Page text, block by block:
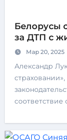
Белорусы
за ДТП с
Мар 20, 2025
Александр Лукашенко подписал Указ «О
соответствие